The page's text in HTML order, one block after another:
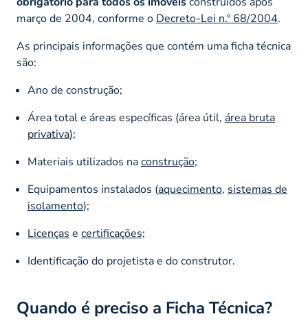
março de 2004, conforme o Decreto-Lei n.º 68/2004.
As principais informações que contém uma ficha técnica
são:
Ano de construção;
Área total e áreas específicas (área útil, área bruta
privativa);
Materiais utilizados naconstrução;
Equipamentos instalados (aquecimento, sistemas de
isolamento);
Licenças e certificações;
Identificação do projetista e do construtor.
Quando é preciso a Ficha Técnica?